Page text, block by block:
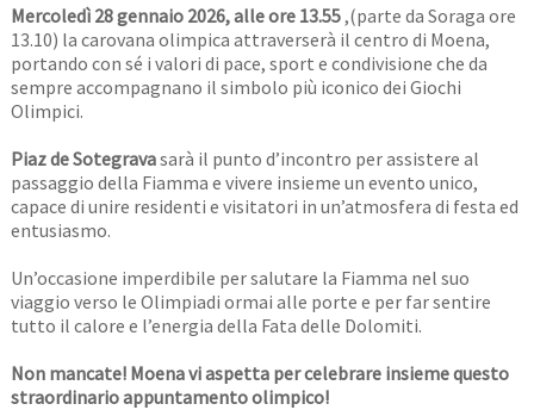
Mercoledì 28 gennaio 2026, alle ore 13.55,(parte da Soraga ore
13.10) la carovana olimpica attraverserà il centro di Moena,
portando con sé i valori di pace, sport e condivisione che da
sempre accompagnano il simbolo più iconico dei Giochi
Olimpici.
Piaz de Sotegravasarà il punto d’incontro per assistere al
passaggio della Fiamma e vivere insieme un evento unico,
capace di unire residenti e visitatori in un’atmosfera di festa ed
entusiasmo.
Un’occasione imperdibile per salutare la Fiamma nel suo
viaggio verso le Olimpiadi ormai alle porte e per far sentire
tutto il calore e l’energia della Fata delle Dolomiti.
Non mancate! Moena vi aspetta per celebrare insieme questo
straordinario appuntamento olimpico!